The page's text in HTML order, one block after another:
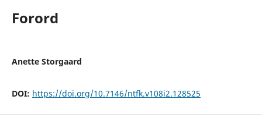
Forord
Anette Storgaard
DOI: https://doi.org/10.7146/ntfk.v108i2.128525